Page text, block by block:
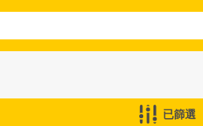
已篩選